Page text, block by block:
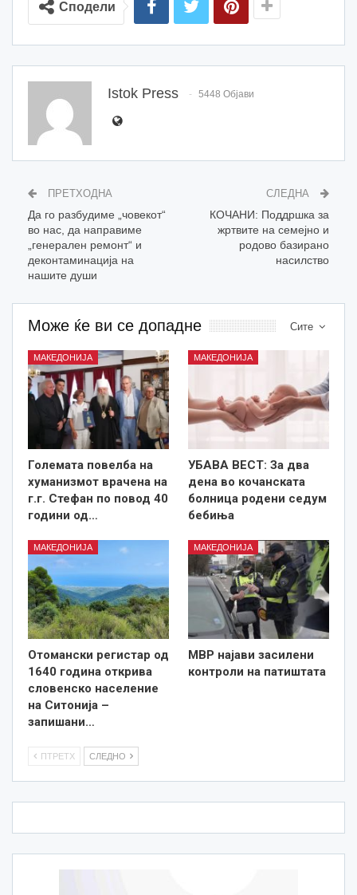
Сподели
Istok Press 5448 Објави
ПРЕТХОДНА
Да го разбудиме „човекот“
во нас, да направиме
„генерален ремонт“ и
деконтаминација на
нашите души
СЛЕДНА
КОЧАНИ: Поддршка за
жртвите на семејно и
родово базирано
насилство
Сите
Може ќе ви се допадне
МАКЕДОНИЈА
Големата повелба на
хуманизмот врачена на
г.г. Стефан по повод 40
години од…
МАКЕДОНИЈА
УБАВА ВЕСТ: За два
дена во кочанската
болница родени седум
бебиња
МАКЕДОНИЈА
Отомански регистар од
1640 година открива
словенско население
на Ситонија –
запишани…
МАКЕДОНИЈА
МВР најави засилени
контроли на патиштата
ПТРЕТХ СЛЕДНО